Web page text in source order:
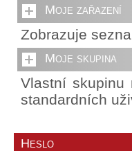
Moje zařazení
Zobrazuje
Moje skupina
Vlastní skupinu
standardních
Heslo